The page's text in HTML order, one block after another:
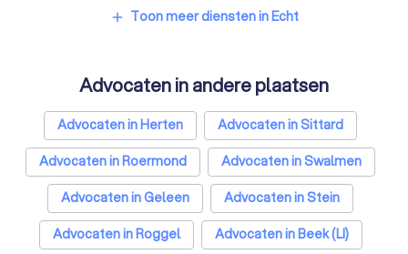
Hypotheekadviseurs in Echt
add Toon meer diensten in Echt
Advocaten in andere plaatsen
Advocaten in Herten
Advocaten in Sittard
Advocaten in Roermond
Advocaten in Swalmen
Advocaten in Geleen
Advocaten in Stein
Advocaten in Roggel
Advocaten in Beek (LI)